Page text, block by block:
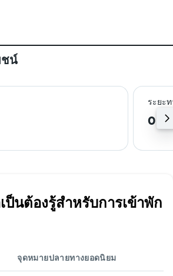
ชน์
ระยะท
0.8
นต้องรู้สำหรับการเข้าพัก
จุดหมายปลายทางยอดนิยม